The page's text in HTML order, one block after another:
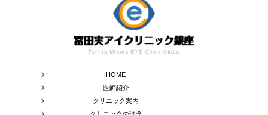
HOME
医師紹介
クリニック案内